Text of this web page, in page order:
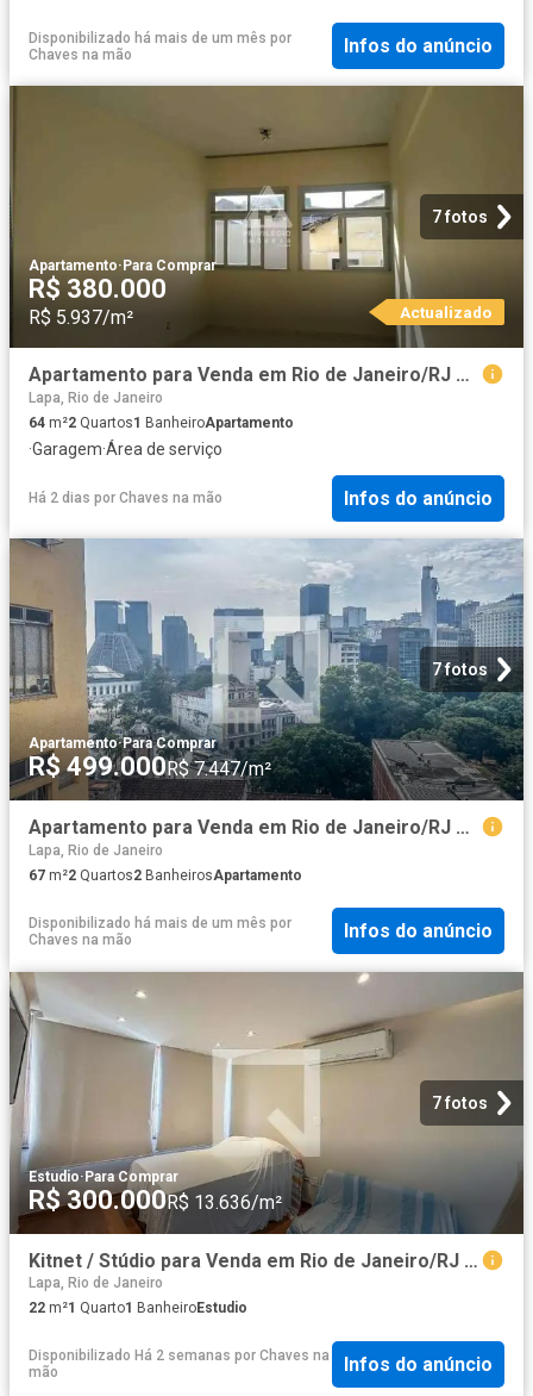
Disponibilizado há mais de um mês por
Chaves na mão
Infos do anúncio
7 fotos
Apartamento· Para Comprar
R$ 380.000
R$ 5.937/m² Actualizado
Apartamento para Venda em Rio de Janeiro/RJ Centro 2 Quartos
Lapa, Rio de Janeiro
64 m²2 Quartos1 BanheiroApartamento
·Garagem·Área de serviço
Há 2 dias por Chaves na mão Infos do anúncio
7 fotos
Apartamento·Para Comprar
R$ 499.000R$ 7.447/m²
Apartamento para Venda em Rio de Janeiro/RJ Centro 2 Quartos
Lapa, Rio de Janeiro
67 m²2 Quartos2 BanheirosApartamento
Disponibilizado há mais de um mês por
Chaves na mão
Infos do anúncio
7 fotos
Estudio·Para Comprar
R$ 300.000R$ 13.636/m²
Kitnet / Stúdio para Venda em Rio de Janeiro/RJ Centro 1 Quartos
Lapa, Rio de Janeiro
22 m²1 Quarto1 BanheiroEstudio
Disponibilizado Há 2 semanas por Chaves na
mão
Infos do anúncio